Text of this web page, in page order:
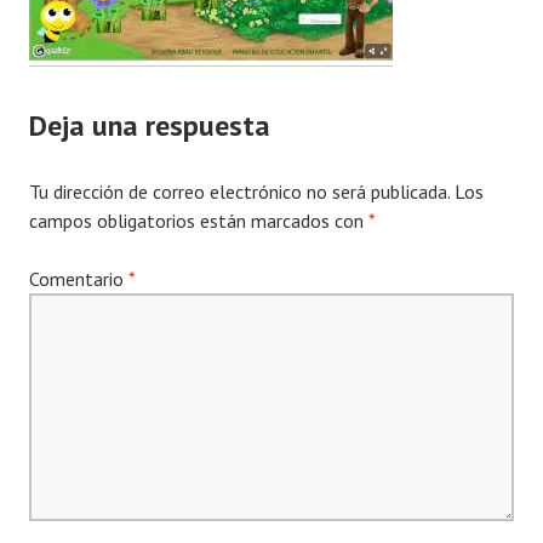
Deja una respuesta
Tu dirección de correo electrónico no será publicada. Los
campos obligatorios están marcados con *
Comentario *